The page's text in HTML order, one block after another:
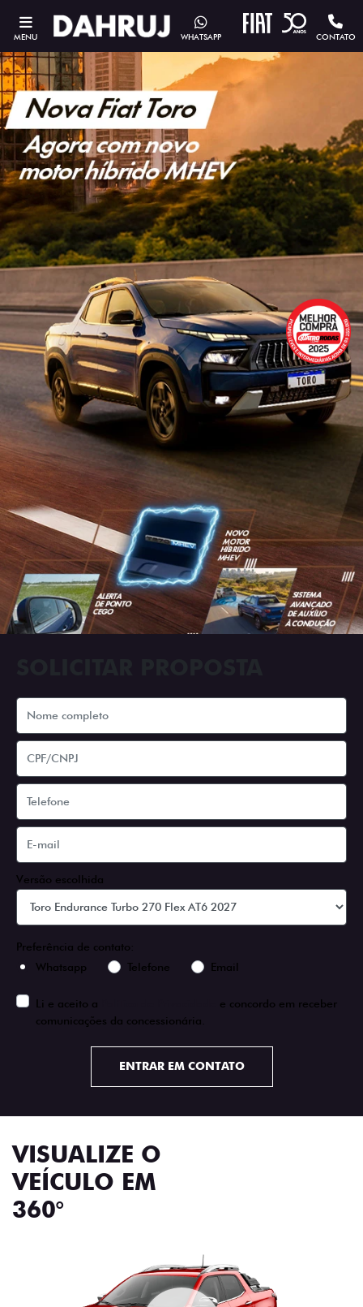
MENU CONTATO
WHATSAPP
Versão escolhida
Preferência de contato:
Whatsapp
Telefone Email
Li e aceito a
e concordo em receber
comunicações da concessionária.
ENTRAR EM CONTATO
VISUALIZE O
VEÍCULO EM
360°